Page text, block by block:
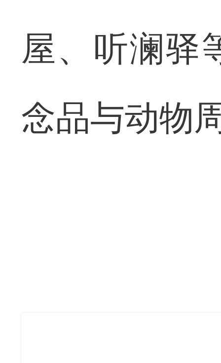
屋、听澜驿
念品与动物